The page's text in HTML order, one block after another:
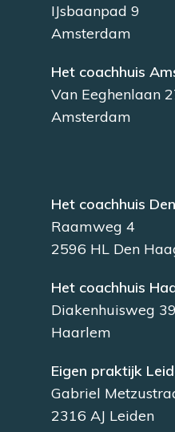
IJsbaanpad 9
Amsterdam
Het coachhuis
Van Eeghenlaan
Amsterdam
Het coachhuis
Raamweg 4
2596 HL Den
Het coachhuis
Diakenhuisweg 39
Haarlem
Eigen praktijk
Gabriel
2316 AJ Leiden